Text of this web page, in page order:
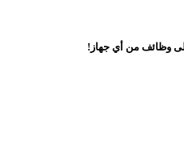
وظائف من أي جهاز!